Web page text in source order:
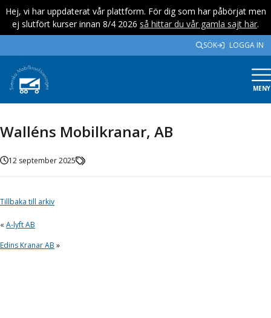
Hej, vi har uppdaterat vår plattform. För dig som har påbörjat men
ej slutfört kurser innan 8/4 2026 så hittar du vår gamla sajt här.
SÖK LOGGA IN
MENY
Walléns Mobilkranar, AB
12 september 2025
Tillbaka till arkiv
« A-lyft AB
Edins Kranar AB »